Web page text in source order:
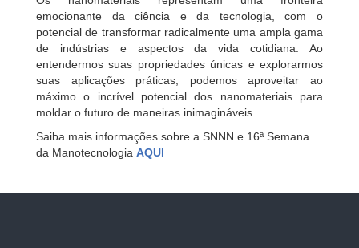
emocionante da ciência e da tecnologia, com o
potencial de transformar radicalmente uma ampla gama
de indústrias e aspectos da vida cotidiana. Ao
entendermos suas propriedades únicas e explorarmos
suas aplicações práticas, podemos aproveitar ao
máximo o incrível potencial dos nanomateriais para
moldar o futuro de maneiras inimagináveis.
Saiba mais informações sobre a SNNN e 16ª Semana
da Manotecnologia AQUI